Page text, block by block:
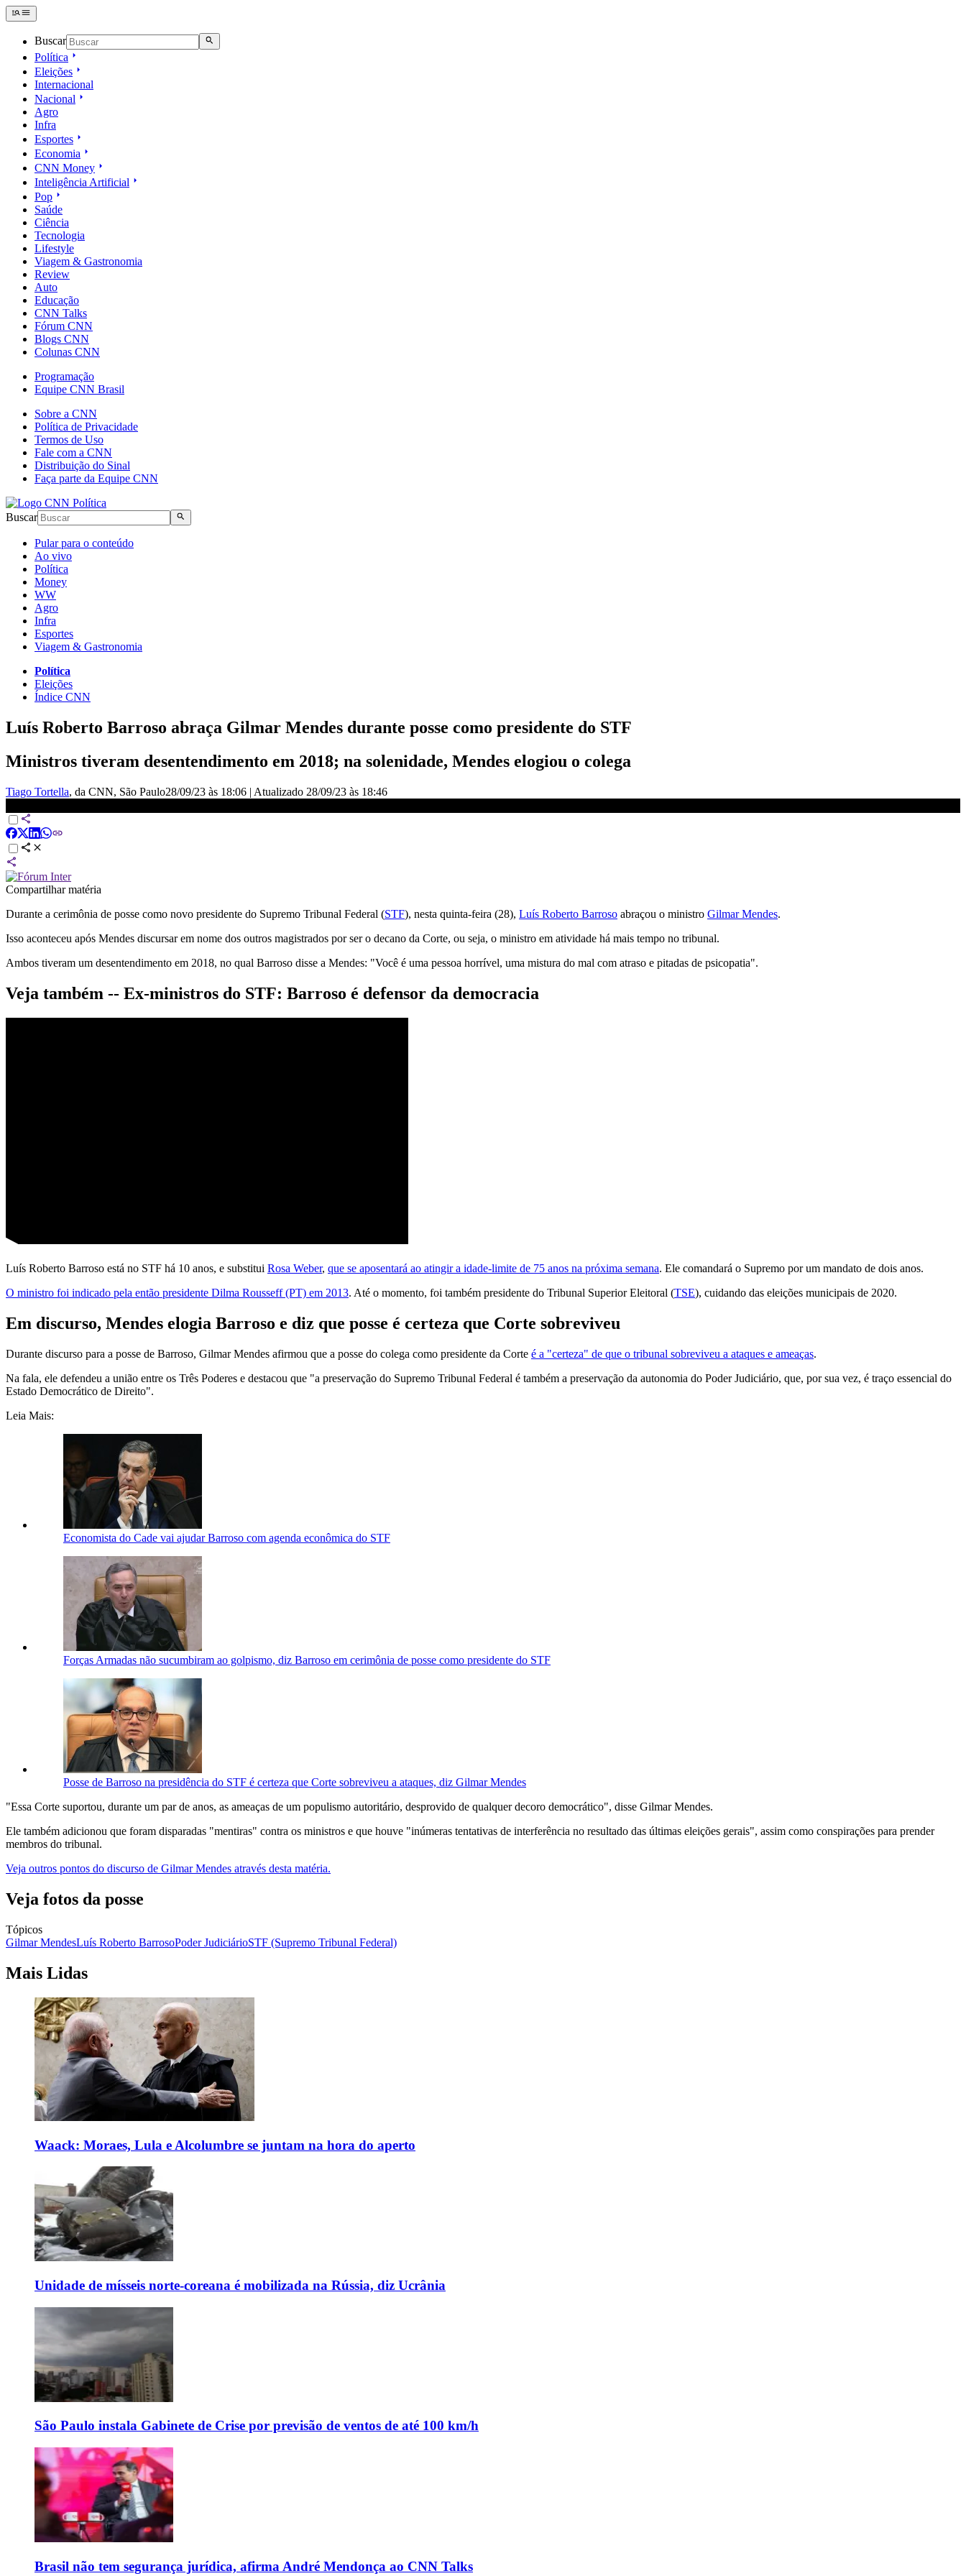
Buscar
Política
Eleições
Internacional
Nacional
Agro
Infra
Esportes
Economia
CNN Money
Inteligência Artificial
Pop
Saúde
Ciência
Tecnologia
Lifestyle
Viagem & Gastronomia
Review
Auto
Educação
CNN Talks
Fórum CNN
Blogs CNN
Colunas CNN
Programação
Equipe CNN Brasil
Sobre a CNN
Política de Privacidade
Termos de Uso
Fale com a CNN
Distribuição do Sinal
Faça parte da Equipe CNN
Buscar
Pular para o conteúdo
Ao vivo
Política
Money
WW
Agro
Infra
Esportes
Viagem & Gastronomia
Política
Eleições
Índice CNN
Luís Roberto Barroso abraça Gilmar Mendes durante posse como presidente do STF
Ministros tiveram desentendimento em 2018; na solenidade, Mendes elogiou o colega
Tiago Tortella, da CNN, São Paulo28/09/23 às 18:06 | Atualizado 28/09/23 às 18:46
Compartilhar matéria
Durante a cerimônia de posse como novo presidente do Supremo Tribunal Federal (STF), nesta quinta-feira (28), Luís Roberto Barroso abraçou o ministro Gilmar Mendes.
Isso aconteceu após Mendes discursar em nome dos outros magistrados por ser o decano da Corte, ou seja, o ministro em atividade há mais tempo no tribunal.
Ambos tiveram um desentendimento em 2018, no qual Barroso disse a Mendes: "Você é uma pessoa horrível, uma mistura do mal com atraso e pitadas de psicopatia".
Veja também -- Ex-ministros do STF: Barroso é defensor da democracia
Luís Roberto Barroso está no STF há 10 anos, e substitui Rosa Weber, que se aposentará ao atingir a idade-limite de 75 anos na próxima semana. Ele comandará o Supremo por um mandato de dois anos.
O ministro foi indicado pela então presidente Dilma Rousseff (PT) em 2013. Até o momento, foi também presidente do Tribunal Superior Eleitoral (TSE), cuidando das eleições municipais de 2020.
Em discurso, Mendes elogia Barroso e diz que posse é certeza que Corte sobreviveu
Durante discurso para a posse de Barroso, Gilmar Mendes afirmou que a posse do colega como presidente da Corte é a "certeza" de que o tribunal sobreviveu a ataques e ameaças.
Na fala, ele defendeu a união entre os Três Poderes e destacou que "a preservação do Supremo Tribunal Federal é também a preservação da autonomia do Poder Judiciário, que, por sua vez, é traço essencial do
Estado Democrático de Direito".
Leia Mais:
Economista do Cade vai ajudar Barroso com agenda econômica do STF
Forças Armadas não sucumbiram ao golpismo, diz Barroso em cerimônia de posse como presidente do STF
Posse de Barroso na presidência do STF é certeza que Corte sobreviveu a ataques, diz Gilmar Mendes
"Essa Corte suportou, durante um par de anos, as ameaças de um populismo autoritário, desprovido de qualquer decoro democrático", disse Gilmar Mendes.
Ele também adicionou que foram disparadas "mentiras" contra os ministros e que houve "inúmeras tentativas de interferência no resultado das últimas eleições gerais", assim como conspirações para prender
membros do tribunal.
Veja outros pontos do discurso de Gilmar Mendes através desta matéria.
Veja fotos da posse
Tópicos
Gilmar MendesLuís Roberto BarrosoPoder JudiciárioSTF (Supremo Tribunal Federal)
Mais Lidas
Waack: Moraes, Lula e Alcolumbre se juntam na hora do aperto
Unidade de mísseis norte-coreana é mobilizada na Rússia, diz Ucrânia
São Paulo instala Gabinete de Crise por previsão de ventos de até 100 km/h
Brasil não tem segurança jurídica, afirma André Mendonça ao CNN Talks